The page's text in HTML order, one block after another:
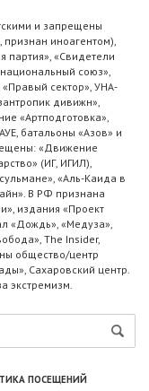
и запрещены
иноагентом),
партия», «Свидетели
союз»,
сектор», УНА-
дивижн»,
«Артподготовка»,
батальоны «Азов» и
«Движение
(ИГ, ИГИЛ),
«Аль-Каида в
В РФ признана
издания «Проект
«Дождь», «Медуза»,
The Insider,
общество/центр
Сахаровский центр.
экстремизм.
ПОСЕЩЕНИЙ